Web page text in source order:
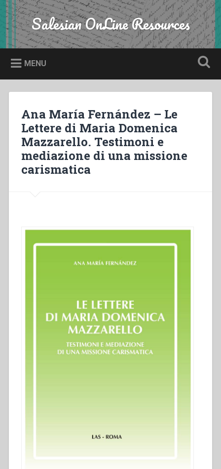
Skip
to
content
Search Salesian OnLine Resources
MENU
Ana María Fernández – Le
Lettere di Maria Domenica
Mazzarello. Testimoni e
mediazione di una missione
carismatica